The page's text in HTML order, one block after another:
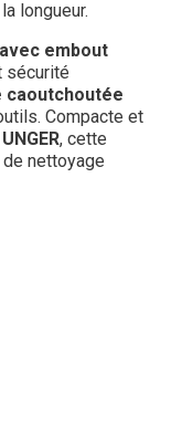
longueur.
embout
sécurité
caoutchoutée
Compacte et
, cette
nettoyage